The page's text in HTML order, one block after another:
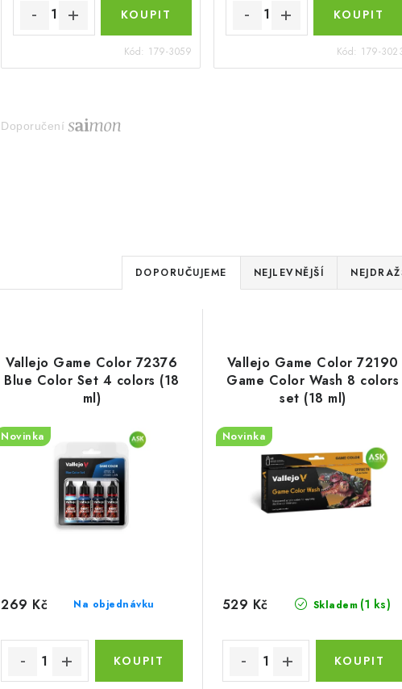
Kód: 179-3059 Kód: 179-
Doporučení
Ř
a
e
n
p
r
o
k
t
ů
DOPORUČUJEME NEJLEVNĚJŠÍ
Vallejo Game Color 72376
Blue Color Set 4 colors (18
ml)
Novinka
Na objednávku
269 Kč
Vallejo Game Color 72190
Game Color Wash 8 colors
set (18 ml)
Novinka
Skladem (1 ks)
529 Kč